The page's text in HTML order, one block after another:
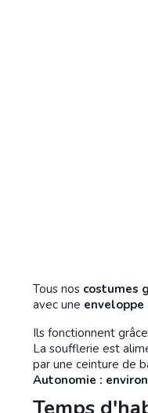
Tous nos costumes
avec une enveloppe
Ils fonctionnent
La soufflerie est
par une ceinture de
Autonomie :